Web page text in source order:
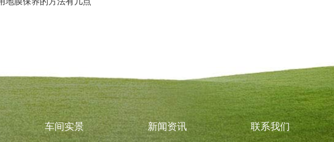
车间实景 新闻资讯 联系我们